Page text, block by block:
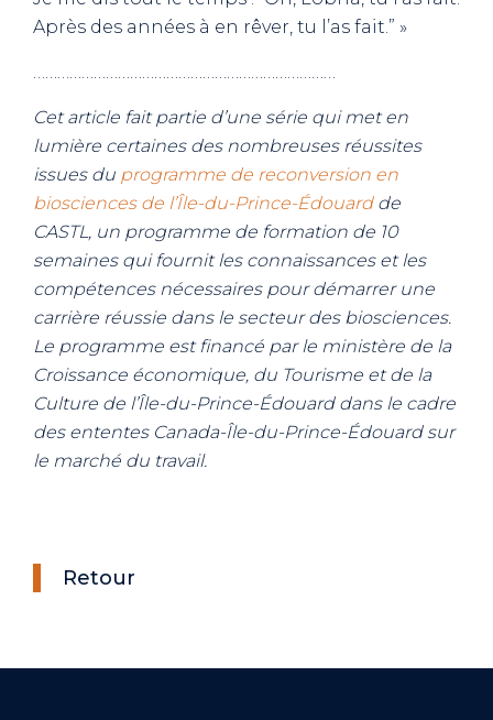
Après des années à en rêver, tu l’as fait.” »
…………………………………………………………………
Cet article fait partie d’une série qui met en
lumière certaines des nombreuses réussites
issues du programme de reconversion en
biosciences de l’Île-du-Prince-Édouardde
CASTL, un programme de formation de 10
semaines qui fournit les connaissances et les
compétences nécessaires pour démarrer une
carrière réussie dans le secteur des biosciences.
Le programme est financé par le ministère de la
Croissance économique, du Tourisme et de la
Culture de l’Île-du-Prince-Édouard dans le cadre
des ententes Canada-Île-du-Prince-Édouard sur
le marché du travail.
Retour